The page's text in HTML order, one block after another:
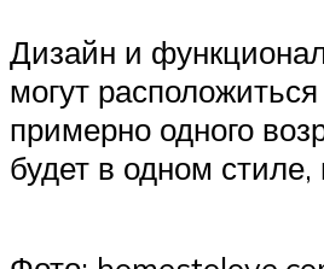
Дизайн и
могут
примерно одного
будет в одном